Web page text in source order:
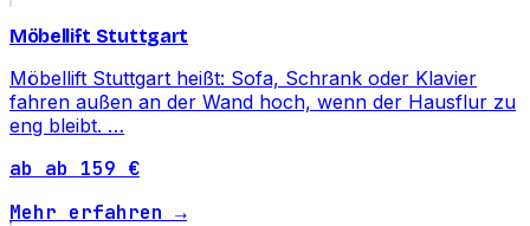
Möbellift Stuttgart
Möbellift Stuttgart heißt: Sofa, Schrank oder Klavier
fahren außen an der Wand hoch, wenn der Hausflur zu
eng bleibt. …
ab ab 159 €
Mehr erfahren →